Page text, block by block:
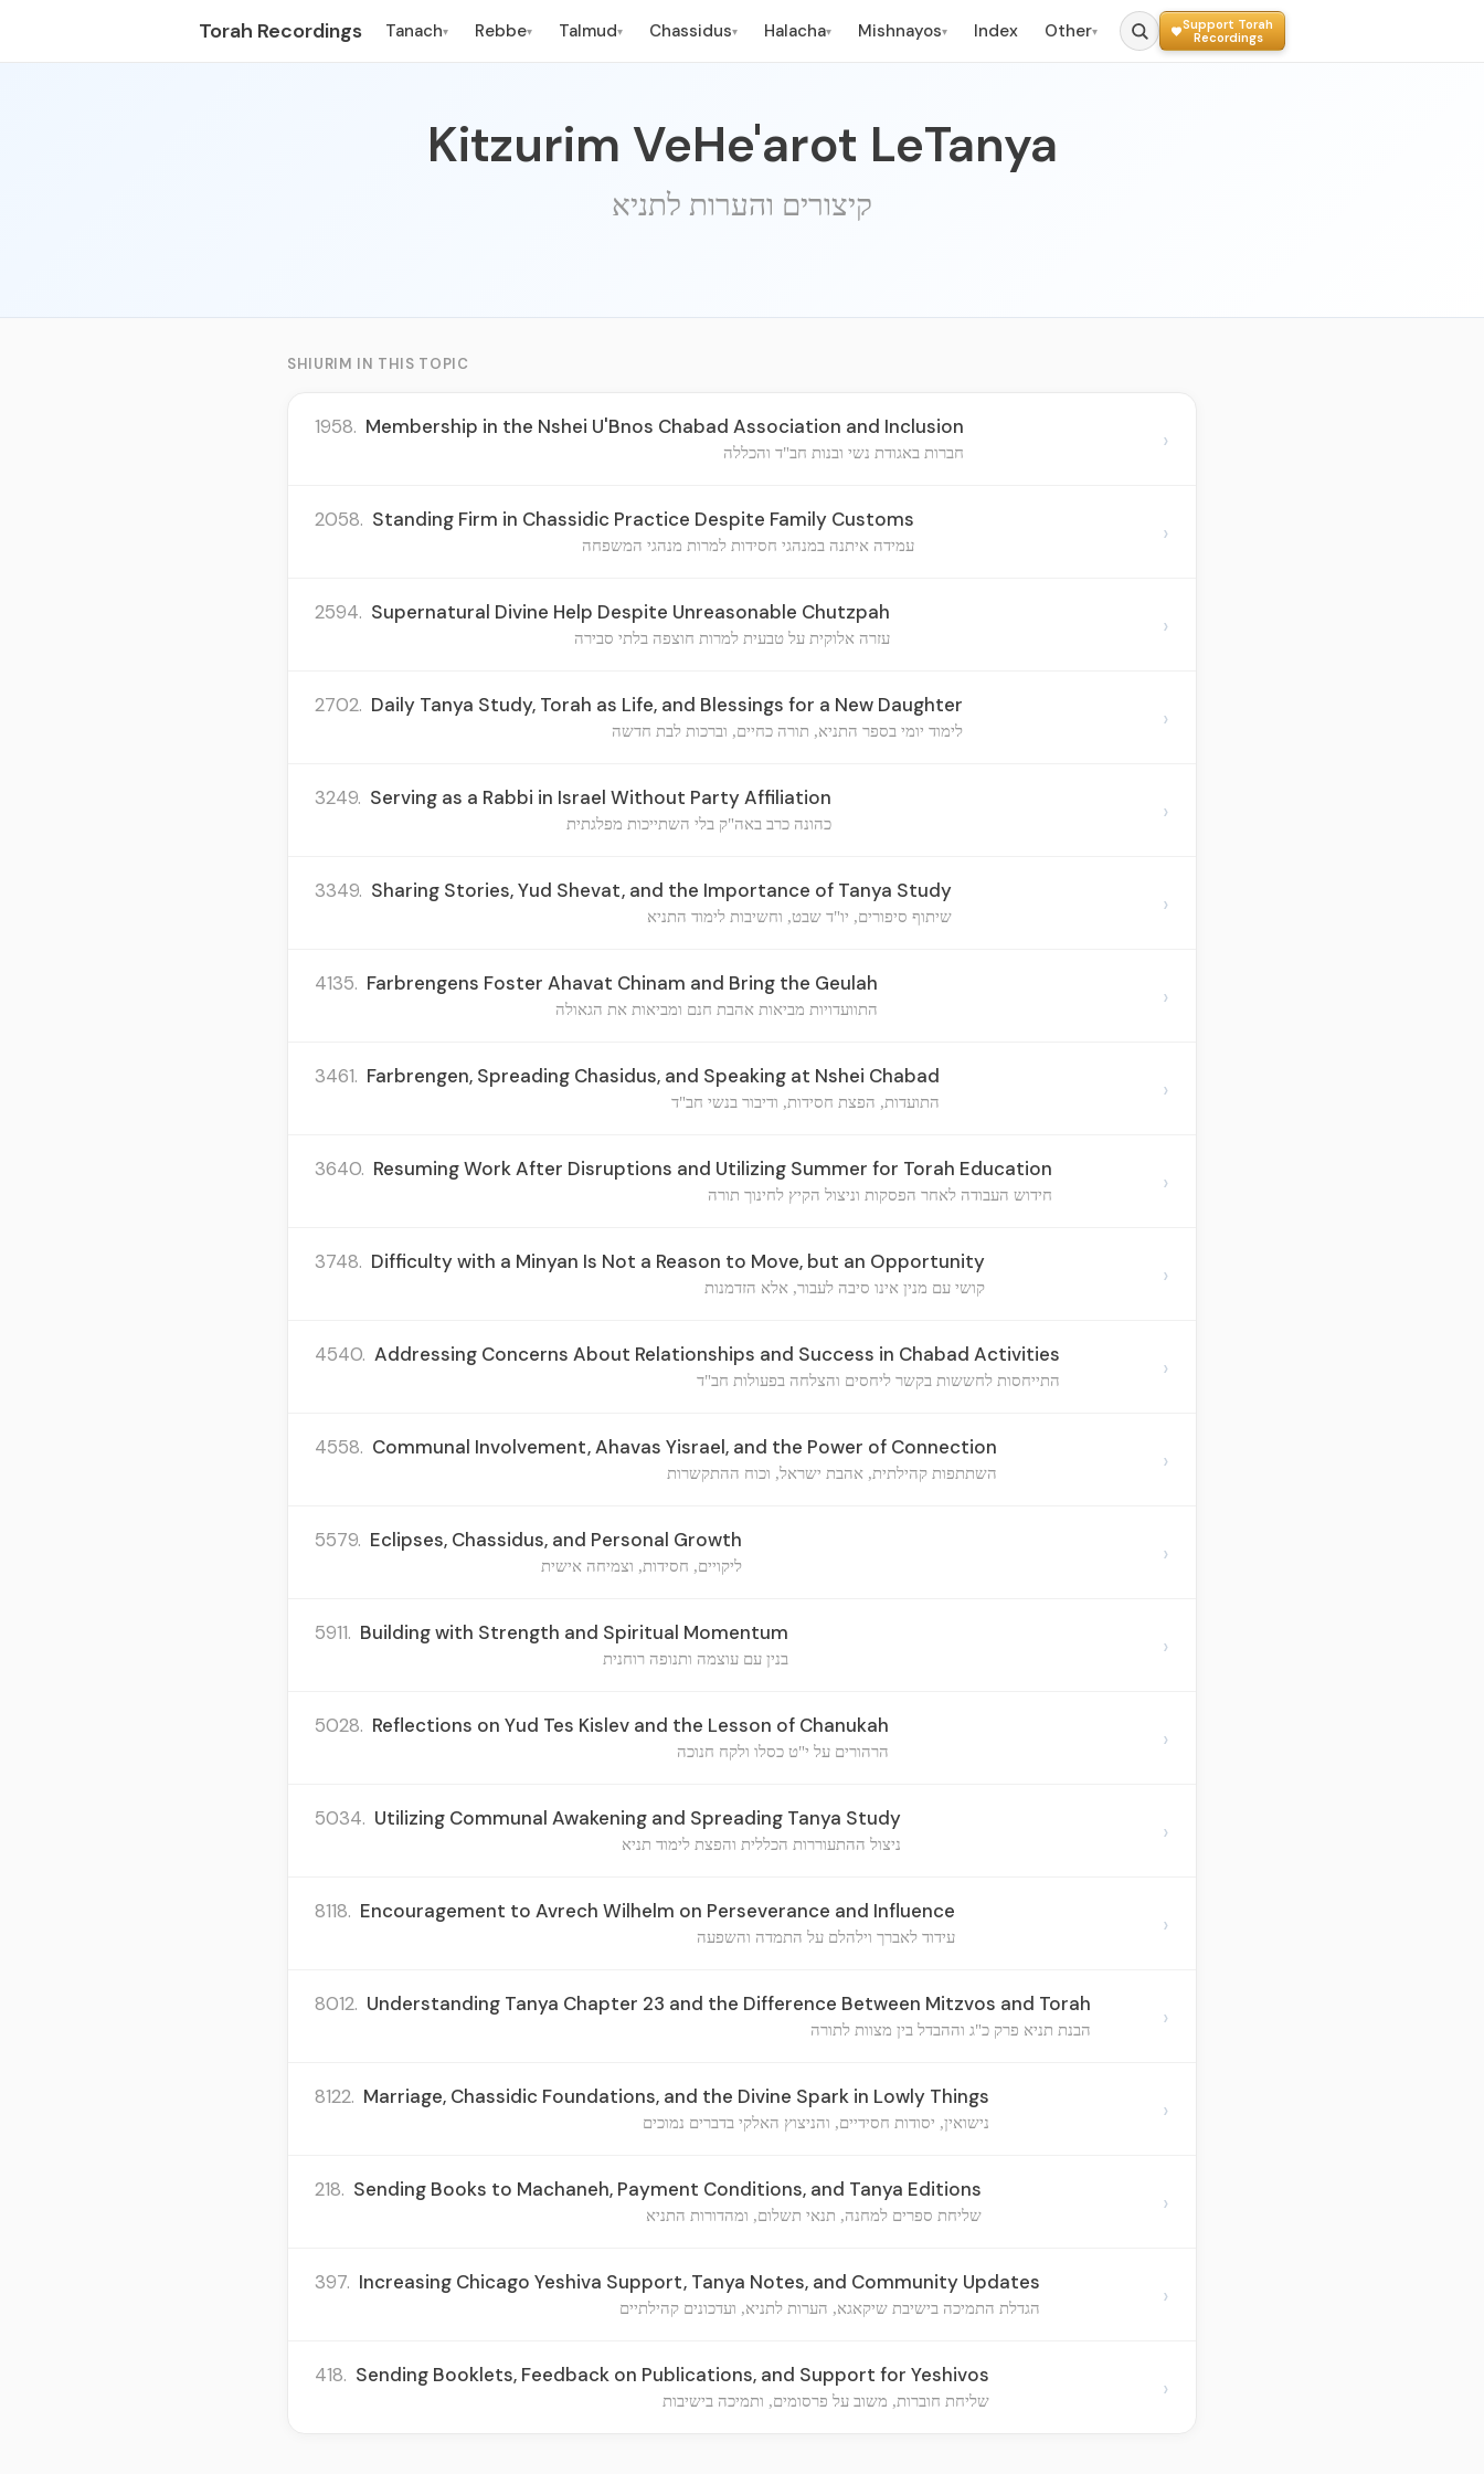
Torah Recordings Tanach▾ Rebbe▾ Talmud▾ Chassidus▾ Halacha▾ Mishnayos▾ Index Other▾
Support Torah
Recordings
Kitzurim VeHe'arot LeTanya
קיצורים והערות לתניא
SHIURIM IN THIS TOPIC
1958. Membership in the Nshei U'Bnos Chabad Association and Inclusion
חברות באגודת נשי ובנות חב"ד והכללה ›
2058. Standing Firm in Chassidic Practice Despite Family Customs
עמידה איתנה במנהגי חסידות למרות מנהגי המשפחה ›
2594. Supernatural Divine Help Despite Unreasonable Chutzpah
עזרה אלוקית על טבעית למרות חוצפה בלתי סבירה ›
2702. Daily Tanya Study, Torah as Life, and Blessings for a New Daughter
לימוד יומי בספר התניא, תורה כחיים, וברכות לבת חדשה ›
3249. Serving as a Rabbi in Israel Without Party Affiliation
כהונה כרב באה"ק בלי השתייכות מפלגתית ›
3349. Sharing Stories, Yud Shevat, and the Importance of Tanya Study
שיתוף סיפורים, יו"ד שבט, וחשיבות לימוד התניא ›
4135. Farbrengens Foster Ahavat Chinam and Bring the Geulah
התוועדויות מביאות אהבת חנם ומביאות את הגאולה ›
3461. Farbrengen, Spreading Chasidus, and Speaking at Nshei Chabad
התועדות, הפצת חסידות, ודיבור בנשי חב"ד ›
3640. Resuming Work After Disruptions and Utilizing Summer for Torah Education
חידוש העבודה לאחר הפסקות וניצול הקיץ לחינוך תורה ›
3748. Difficulty with a Minyan Is Not a Reason to Move, but an Opportunity
קושי עם מנין אינו סיבה לעבור, אלא הזדמנות ›
4540. Addressing Concerns About Relationships and Success in Chabad Activities
התייחסות לחששות בקשר ליחסים והצלחה בפעולות חב"ד ›
4558. Communal Involvement, Ahavas Yisrael, and the Power of Connection
השתתפות קהילתית, אהבת ישראל, וכוח ההתקשרות ›
5579. Eclipses, Chassidus, and Personal Growth
ליקויים, חסידות, וצמיחה אישית ›
5911. Building with Strength and Spiritual Momentum
בנין עם עוצמה ותנופה רוחנית ›
5028. Reflections on Yud Tes Kislev and the Lesson of Chanukah
הרהורים על י"ט כסלו ולקח חנוכה ›
5034. Utilizing Communal Awakening and Spreading Tanya Study
ניצול ההתעוררות הכללית והפצת לימוד תניא ›
8118. Encouragement to Avrech Wilhelm on Perseverance and Influence
עידוד לאברך וילהלם על התמדה והשפעה ›
8012. Understanding Tanya Chapter 23 and the Difference Between Mitzvos and Torah
הבנת תניא פרק כ"ג וההבדל בין מצוות לתורה ›
8122. Marriage, Chassidic Foundations, and the Divine Spark in Lowly Things
נישואין, יסודות חסידיים, והניצוץ האלקי בדברים נמוכים ›
218. Sending Books to Machaneh, Payment Conditions, and Tanya Editions
שליחת ספרים למחנה, תנאי תשלום, ומהדורות התניא ›
397. Increasing Chicago Yeshiva Support, Tanya Notes, and Community Updates
הגדלת התמיכה בישיבת שיקאגא, הערות לתניא, ועדכונים קהילתיים ›
418. Sending Booklets, Feedback on Publications, and Support for Yeshivos
שליחת חוברות, משוב על פרסומים, ותמיכה בישיבות ›